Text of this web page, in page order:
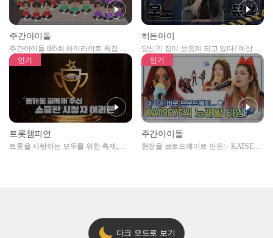
주간아이돌
주간아이돌 695회 하이라이트 특집 남
자아이돌편 예고
히든아이
당신의 집이 생중계 되고 있다? 예상치
못한 곳에서 일어나는 불법촬영 범죄!
인기
트롯챔피언
트롯을 사랑하는 모두를 위한 축제,
인기
주간아이돌
현장을 브로드웨이로 만든✨ KATSEYE
다크 모드로 보기